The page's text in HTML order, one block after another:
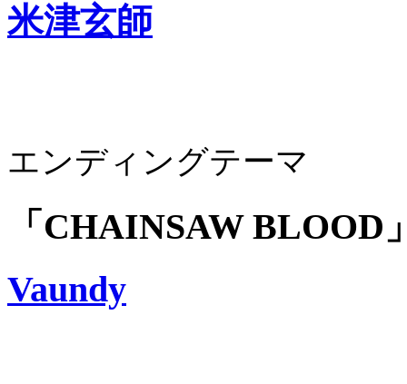
米津玄師
エンディングテーマ
「CHAINSAW BLOOD
Vaundy